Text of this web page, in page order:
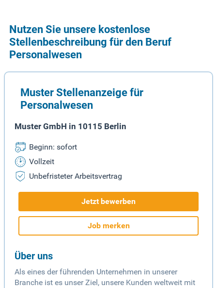
Nutzen Sie unsere kostenlose
Stellenbeschreibung für den Beruf
Personalwesen
Muster Stellenanzeige für
Personalwesen
Muster GmbH in 10115 Berlin
Beginn: sofort
Vollzeit
Unbefristeter Arbeitsvertrag
Jetzt bewerben
Job merken
Über uns
Als eines der führenden Unternehmen in unserer
Branche ist es unser Ziel, unsere Kunden weltweit mit